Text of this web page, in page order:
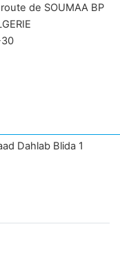
de SOUMAA BP
Dahlab Blida 1